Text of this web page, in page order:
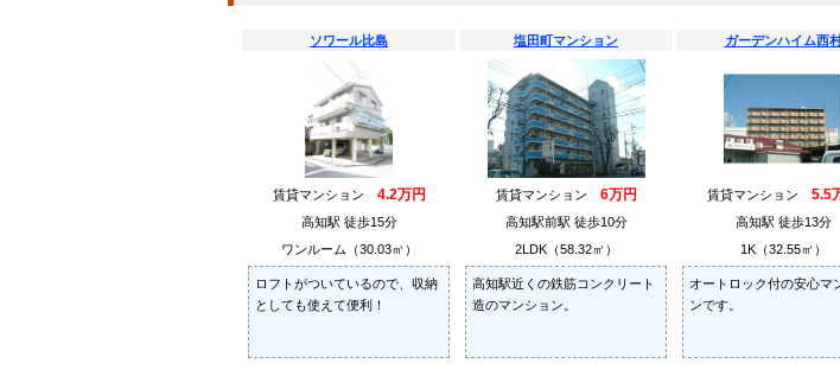
ソワール比島
賃貸マンション 4.2万円
高知駅 徒歩15分
ワンルーム（30.03㎡）
ロフトがついているので、収納
としても使えて便利！
塩田町マンション
賃貸マンション 6万円
高知駅前駅 徒歩10分
2LDK（58.32㎡）
高知駅近くの鉄筋コンクリート
造のマンション。
ガーデンハイム西
賃貸マンション 5.5
高知駅 徒歩13分
1K（32.55㎡）
オートロック付の安心マ
ンです。